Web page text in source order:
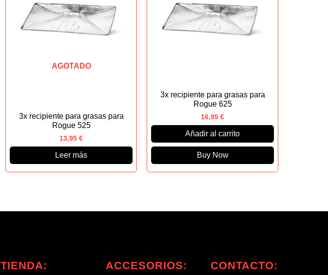
AGOTADO
3x recipiente para grasas para
Rogue 525
13,95 €
Leer más
3x recipiente para grasas para
Rogue 625
16,95 €
Añadir al carrito
Buy Now
TIENDA: ACCESORIOS: CONTACTO: